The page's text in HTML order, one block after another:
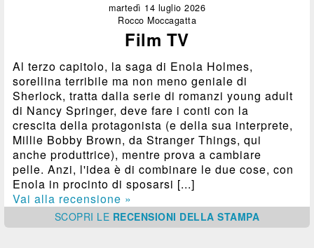
martedì 14 luglio 2026
Rocco Moccagatta
Film TV
Al terzo capitolo, la saga di Enola Holmes,
sorellina terribile ma non meno geniale di
Sherlock, tratta dalla serie di romanzi young adult
di Nancy Springer, deve fare i conti con la
crescita della protagonista (e della sua interprete,
Millie Bobby Brown, da Stranger Things, qui
anche produttrice), mentre prova a cambiare
pelle. Anzi, l'idea è di combinare le due cose, con
Enola in procinto di sposarsi [...]
Vai alla recensione »
SCOPRI LE RECENSIONI DELLA STAMPA